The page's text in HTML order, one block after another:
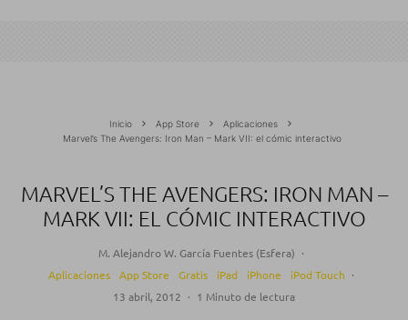
Inicio App Store
Aplicaciones
Marvel’s The Avengers: Iron Man – Mark VII: el cómic interactivo
MARVEL’S THE AVENGERS: IRON MAN –
MARK VII: EL CÓMIC INTERACTIVO
M. Alejandro W. García Fuentes (Esfera) ·
Aplicaciones
App Store Gratis iPad iPhone iPod Touch ·
13 abril, 2012 · 1 Minuto de lectura